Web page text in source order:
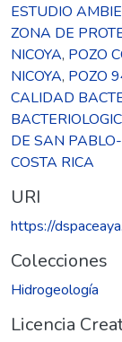
ESTUDIO
ZONA DE
NICOYA, POZO
NICOYA, POZO
CALIDAD
DE SAN
COSTA RICA
URI
https://
Colecciones
Hidrogeología
Licencia